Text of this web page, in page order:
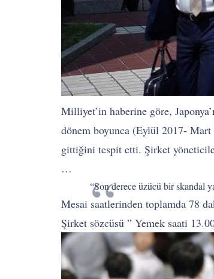
Milliyet’in haberine göre,
dönem boyunca (Eylül 2017- Mart
gittiğini tespit etti. Şirket
…
“Son derece üzücü bir skandal
Mesai saatlerinden toplamda 78
Şirket sözcüsü ” Yemek saati